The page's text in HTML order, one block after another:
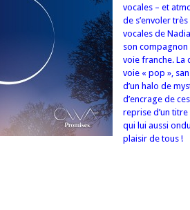
vocales – et
de s’envoler
vocales de
son compagnon
voie franche. La
voie « pop »,
d’un halo de
d’encrage de
reprise d’un
qui lui aussi
plaisir de tous !